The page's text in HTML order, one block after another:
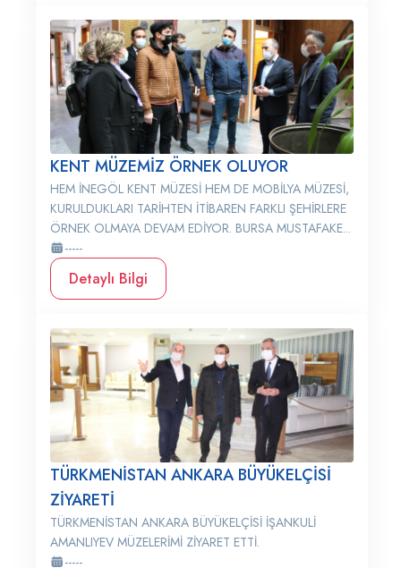
KENT MÜZEMİZ ÖRNEK OLUYOR
HEM İNEGÖL KENT MÜZESİ HEM DE MOBİLYA MÜZESİ,
KURULDUKLARI TARİHTEN İTİBAREN FARKLI ŞEHİRLERE
ÖRNEK OLMAYA DEVAM EDİYOR. BURSA MUSTAFAKE...
-----
Detaylı Bilgi
TÜRKMENİSTAN ANKARA BÜYÜKELÇİSİ
ZİYARETİ
TÜRKMENİSTAN ANKARA BÜYÜKELÇİSİ İŞANKULİ
AMANLIYEV MÜZELERİMİ ZİYARET ETTİ.
-----